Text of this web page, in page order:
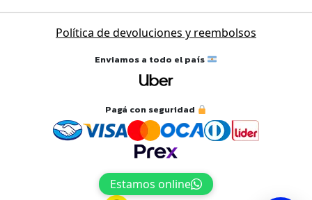
NavegaciónPolítica de devoluciones y reembolsos
Enviamos a todo el país
Pagá con seguridad
Estamos online
Tu carrito está vacío.
Agregá un producto y aparecerá acá
automáticamente.